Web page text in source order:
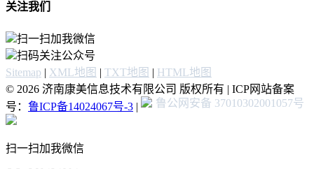
关注我们
扫一扫加我微信
扫码关注公众号
Sitemap | XML地图 | TXT地图 | HTML地图
© 2026 济南康美信息技术有限公司 版权所有 | ICP网站备案
号： 鲁ICP备14024067号-3 | 鲁公网安备 37010302001057号
扫一扫加我微信